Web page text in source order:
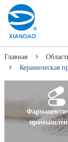
Главная
Керамическая